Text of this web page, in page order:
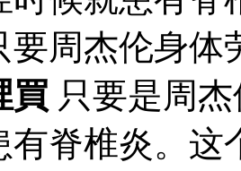
要周杰伦身体
買 只要是周
有脊椎炎。这